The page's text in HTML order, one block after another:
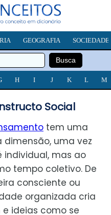
GEOGRAFIA SOCIEDADE
H I J K L M
Social
tem uma
dimensão, uma vez
individual, mas ao
tempo coletivo. De
consciente ou
organizada cria
ideias como se